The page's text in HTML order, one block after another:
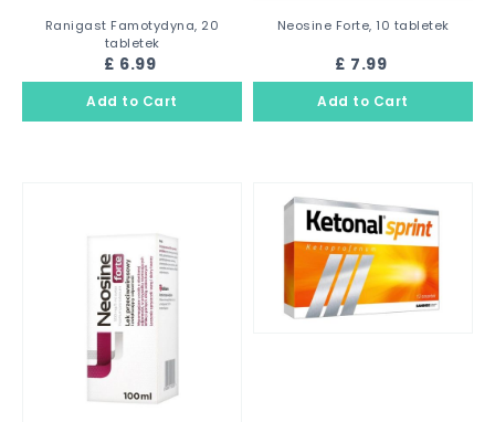
Ranigast Famotydyna, 20
tabletek
£ 6.99
Neosine Forte, 10 tabletek
£ 7.99